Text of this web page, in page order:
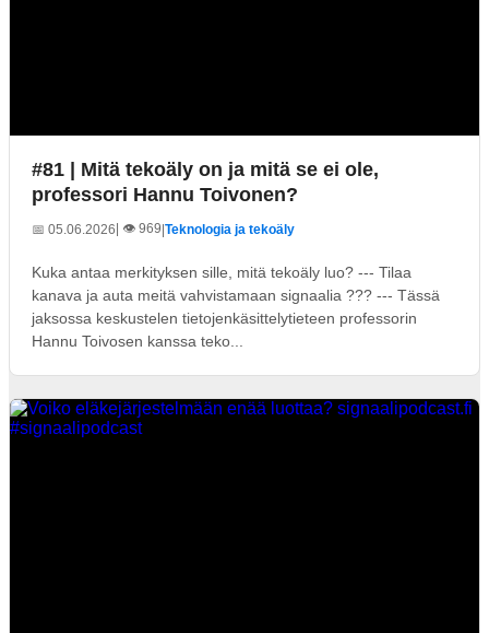
#81 | Mitä tekoäly on ja mitä se ei ole,
professori Hannu Toivonen?
📅 05.06.2026| 👁️ 969 Teknologia ja tekoäly
Kuka antaa merkityksen sille, mitä tekoäly luo? --- Tilaa
kanava ja auta meitä vahvistamaan signaalia ??? --- Tässä
jaksossa keskustelen tietojenkäsittelytieteen professorin
Hannu Toivosen kanssa teko...